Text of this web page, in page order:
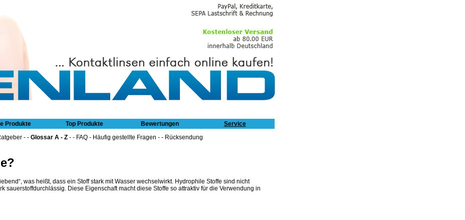
PFLEGEMITTEL
Produkte Top Produkte Bewertungen
Service
- - Glossar A - Z- - FAQ - Häufig gestellte Fragen - - Rücksendung
was heißt, dass ein Stoff stark mit Wasser wechselwirkt. Hydrophile Stoffe sind nicht
sauerstoffdurchlässig. Diese Eigenschaft macht diese Stoffe so attraktiv für die Verwendung in